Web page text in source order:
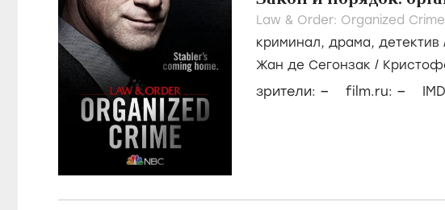
Law & Order: Organized
криминал, драма, детектив
Жан де Сегонзак /
зрители: – film.ru: –